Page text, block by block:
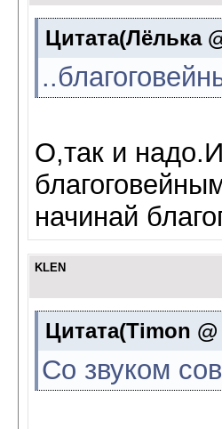
Цитата(Лёлька
О,так и
начинай
KLEN
Цитата(Timon @
Со звуком